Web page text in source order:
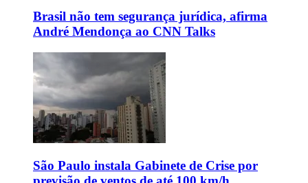
Brasil não tem segurança jurídica, afirma
André Mendonça ao CNN Talks
São Paulo instala Gabinete de Crise por